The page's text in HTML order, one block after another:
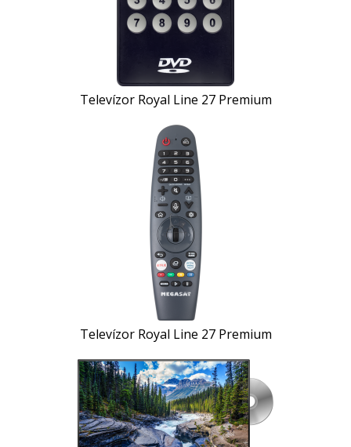
Televízor Royal Line 27 Premium
Televízor Royal Line 27 Premium